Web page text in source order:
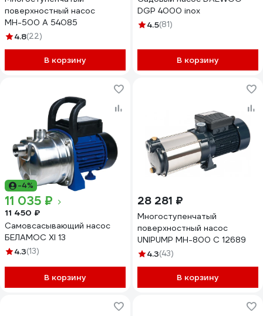
поверхностный насос
МН-500 А 54085
4.8(22)
В корзину
DGP 4000 inox
4.5(81)
В корзину
-4%
11 035 ₽
11 450 ₽
Самовсасывающий насос
БЕЛАМОС XI 13
4.3(13)
В корзину
28 281 ₽
Многоступенчатый
поверхностный насос
UNIPUMP МН-800 С 12689
4.3(43)
В корзину